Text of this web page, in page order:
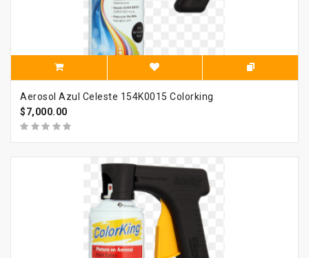
Aerosol Azul Celeste 154K0015 Colorking
$7,000.00